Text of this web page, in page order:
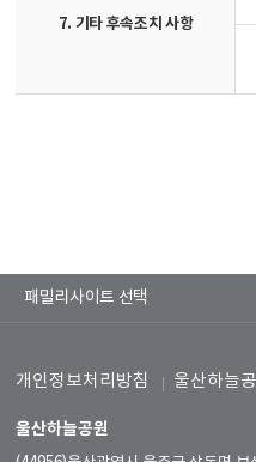
7. 기타 후속조치 사항
개인정보처리방침 울산하늘
울산하늘공원